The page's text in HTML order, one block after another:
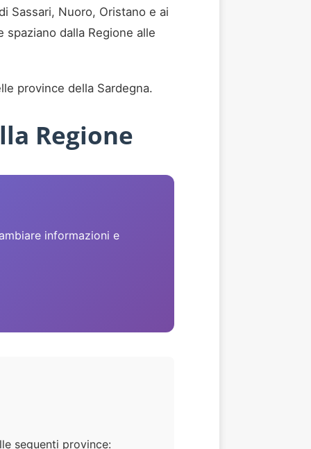
Sassari, Nuoro, Oristano e ai
dalla Regione alle
province della Sardegna.
Regione
informazioni e
seguenti province: